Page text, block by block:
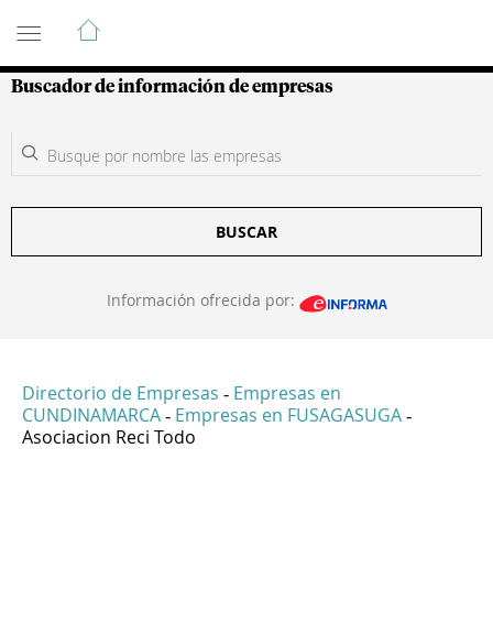
Guía de Empresas Colombianas
Buscador de información de empresas
BUSCAR
Información ofrecida por:
Directorio de Empresas - Empresas en
CUNDINAMARCA - Empresas en FUSAGASUGA -
Asociacion Reci Todo